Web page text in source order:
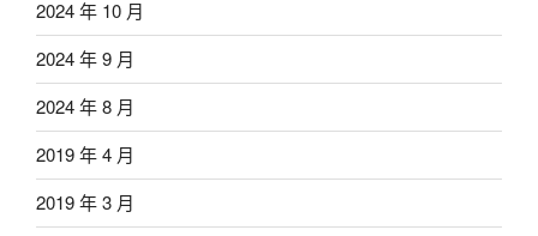
2024 年 10 月
2024 年 9 月
2024 年 8 月
2019 年 4 月
2019 年 3 月